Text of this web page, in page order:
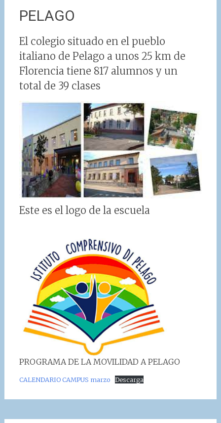
PELAGO
El colegio situado en el pueblo
italiano de Pelago a unos 25 km de
Florencia tiene 817 alumnos y un
total de 39 clases
Este es el logo de la escuela
PROGRAMA DE LA MOVILIDAD A PELAGO
CALENDARIO CAMPUS marzo Descarga